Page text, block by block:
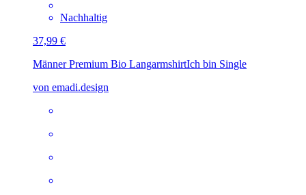
Nachhaltig
37,99 €
Männer Premium Bio LangarmshirtIch bin Single
von emadi.design